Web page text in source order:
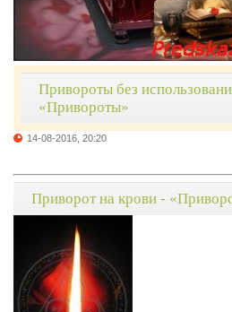
Привороты без
«Привороты»
14-08-2016, 20:20
Приворот на крови -